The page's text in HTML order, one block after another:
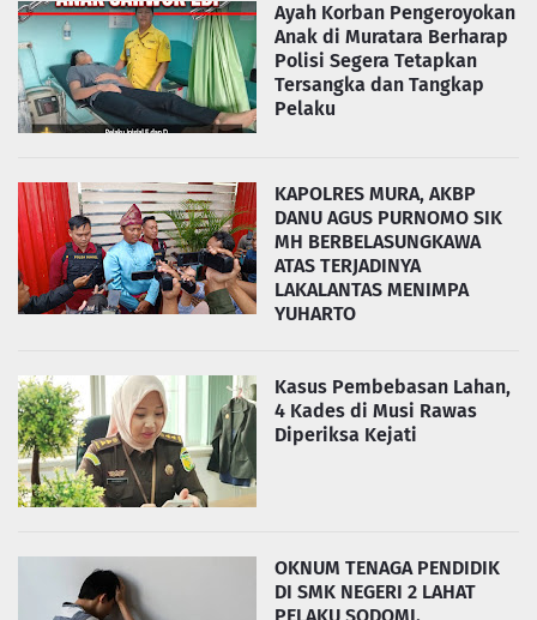
Ayah Korban Pengeroyokan
Anak di Muratara Berharap
Polisi Segera Tetapkan
Tersangka dan Tangkap
Pelaku
KAPOLRES MURA, AKBP
DANU AGUS PURNOMO SIK
MH BERBELASUNGKAWA
ATAS TERJADINYA
LAKALANTAS MENIMPA
YUHARTO
Kasus Pembebasan Lahan,
4 Kades di Musi Rawas
Diperiksa Kejati
OKNUM TENAGA PENDIDIK
DI SMK NEGERI 2 LAHAT